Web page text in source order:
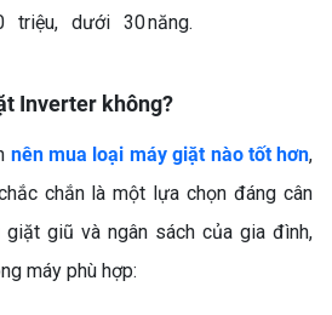
triệu, dưới 30năng.
Inverter không?
nên mua loại máy giặt nào tốt hơn,
chắn là một lựa chọn đáng cân
giặt giũ và ngân sách của gia đình,
máy phù hợp: